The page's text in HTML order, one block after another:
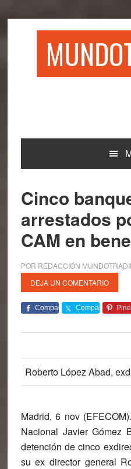
Cinco
arrestados
CAM en
POR REDACCIÓN
DEJA UN COMENTARIO
Comparte Comparte
Roberto López Abad,
Madrid, 6 nov
Nacional Javier Gómez
detención de cinco
su ex director general